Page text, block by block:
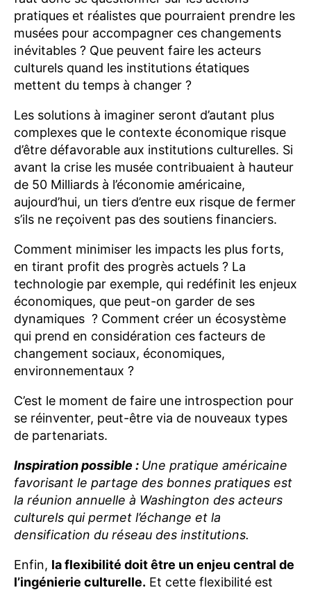
pratiques et réalistes que pourraient prendre les
musées pour accompagner ces changements
inévitables ? Que peuvent faire les acteurs
culturels quand les institutions étatiques
mettent du temps à changer ?
Les solutions à imaginer seront d’autant plus
complexes que le contexte économique risque
d’être défavorable aux institutions culturelles. Si
avant la crise les musée contribuaient à hauteur
de 50 Milliards à l’économie américaine,
aujourd’hui, un tiers d’entre eux risque de fermer
s’ils ne reçoivent pas des soutiens financiers.
Comment minimiser les impacts les plus forts,
en tirant profit des progrès actuels ? La
technologie par exemple, qui redéfinit les enjeux
économiques, que peut-on garder de ses
dynamiques ? Comment créer un écosystème
qui prend en considération ces facteurs de
changement sociaux, économiques,
environnementaux ?
C’est le moment de faire une introspection pour
se réinventer, peut-être via de nouveaux types
de partenariats.
Inspiration possible : Une pratique américaine
favorisant le partage des bonnes pratiques est
la réunion annuelle à Washington des acteurs
culturels qui permet l’échange et la
densification du réseau des institutions.
Enfin, la flexibilité doit être un enjeu central de
l’ingénierie culturelle. Et cette flexibilité est